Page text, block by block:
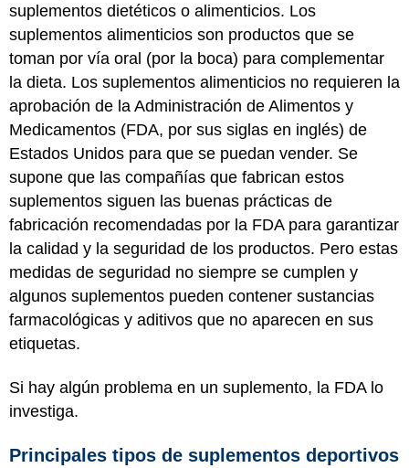
suplementos dietéticos o alimenticios. Los
suplementos alimenticios son productos que se
toman por vía oral (por la boca) para complementar
la dieta. Los suplementos alimenticios no requieren la
aprobación de la Administración de Alimentos y
Medicamentos (FDA, por sus siglas en inglés) de
Estados Unidos para que se puedan vender. Se
supone que las compañías que fabrican estos
suplementos siguen las buenas prácticas de
fabricación recomendadas por la FDA para garantizar
la calidad y la seguridad de los productos. Pero estas
medidas de seguridad no siempre se cumplen y
algunos suplementos pueden contener sustancias
farmacológicas y aditivos que no aparecen en sus
etiquetas.
Si hay algún problema en un suplemento, la FDA lo
investiga.
Principales tipos de suplementos deportivos